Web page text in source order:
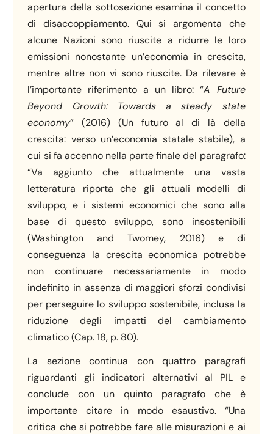
apertura della sottosezione esamina il concetto
di disaccoppiamento. Qui si argomenta che
alcune Nazioni sono riuscite a ridurre le loro
emissioni nonostante un’economia in crescita,
mentre altre non vi sono riuscite. Da rilevare è
l’importante riferimento a un libro: “A Future
Beyond Growth: Towards a steady state
economy” (2016) (Un futuro al di là della
crescita: verso un’economia statale stabile), a
cui si fa accenno nella parte finale del paragrafo:
“Va aggiunto che attualmente una vasta
letteratura riporta che gli attuali modelli di
sviluppo, e i sistemi economici che sono alla
base di questo sviluppo, sono insostenibili
(Washington and Twomey, 2016) e di
conseguenza la crescita economica potrebbe
non continuare necessariamente in modo
indefinito in assenza di maggiori sforzi condivisi
per perseguire lo sviluppo sostenibile, inclusa la
riduzione degli impatti del cambiamento
climatico (Cap. 18, p. 80).
La sezione continua con quattro paragrafi
riguardanti gli indicatori alternativi al PIL e
conclude con un quinto paragrafo che è
importante citare in modo esaustivo. “Una
critica che si potrebbe fare alle misurazioni e ai